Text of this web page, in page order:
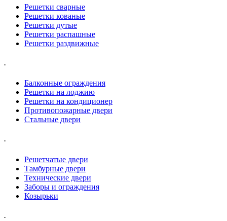
Решетки сварные
Решетки кованые
Решетки дутые
Решетки распашные
Решетки раздвижные
.
Балконные ограждения
Решетки на лоджию
Решетки на кондиционер
Противопожарные двери
Стальные двери
.
Решетчатые двери
Тамбурные двери
Технические двери
Заборы и ограждения
Козырьки
.